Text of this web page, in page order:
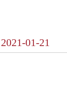
2021-01-21